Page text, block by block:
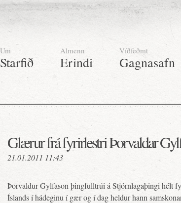
Um
Starfið
Almenn
Erindi
Víðfeðmt
Gagnasafn
Glærur frá fyrirlestri Þorvaldar
21.01.2011 11:43
Þorvaldur Gylfason þingfulltrúi á Stjórnlagaþingi hélt
Íslands í hádeginu í gær og í dag heldur hann